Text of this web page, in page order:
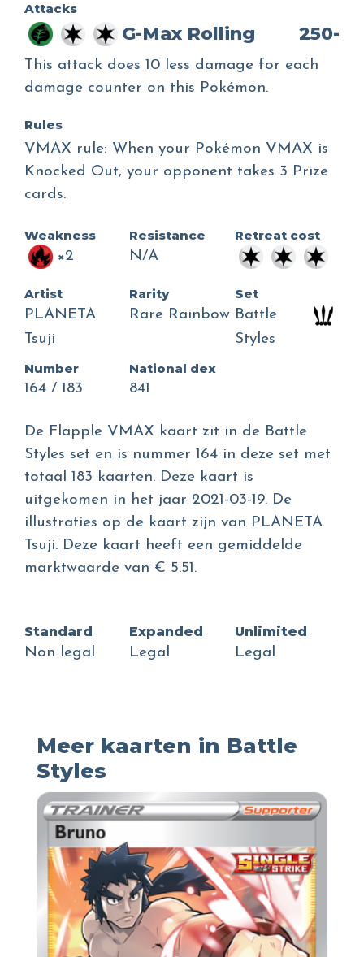
Attacks
G-Max Rolling 250-
This attack does 10 less damage for each
damage counter on this Pokémon.
Rules
VMAX rule: When your Pokémon VMAX is
Knocked Out, your opponent takes 3 Prize
cards.
Weakness
×2
Resistance
N/A
Retreat cost
Artist
PLANETA
Tsuji
Rarity
Rare Rainbow
Set
Battle
Styles
Number
164 / 183
National dex
841
De Flapple VMAX kaart zit in de Battle
Styles set en is nummer 164 in deze set met
totaal 183 kaarten. Deze kaart is
uitgekomen in het jaar 2021-03-19. De
illustraties op de kaart zijn van PLANETA
Tsuji. Deze kaart heeft een gemiddelde
marktwaarde van € 5.51.
Standard
Non legal
Expanded
Legal
Unlimited
Legal
Meer kaarten in Battle
Styles